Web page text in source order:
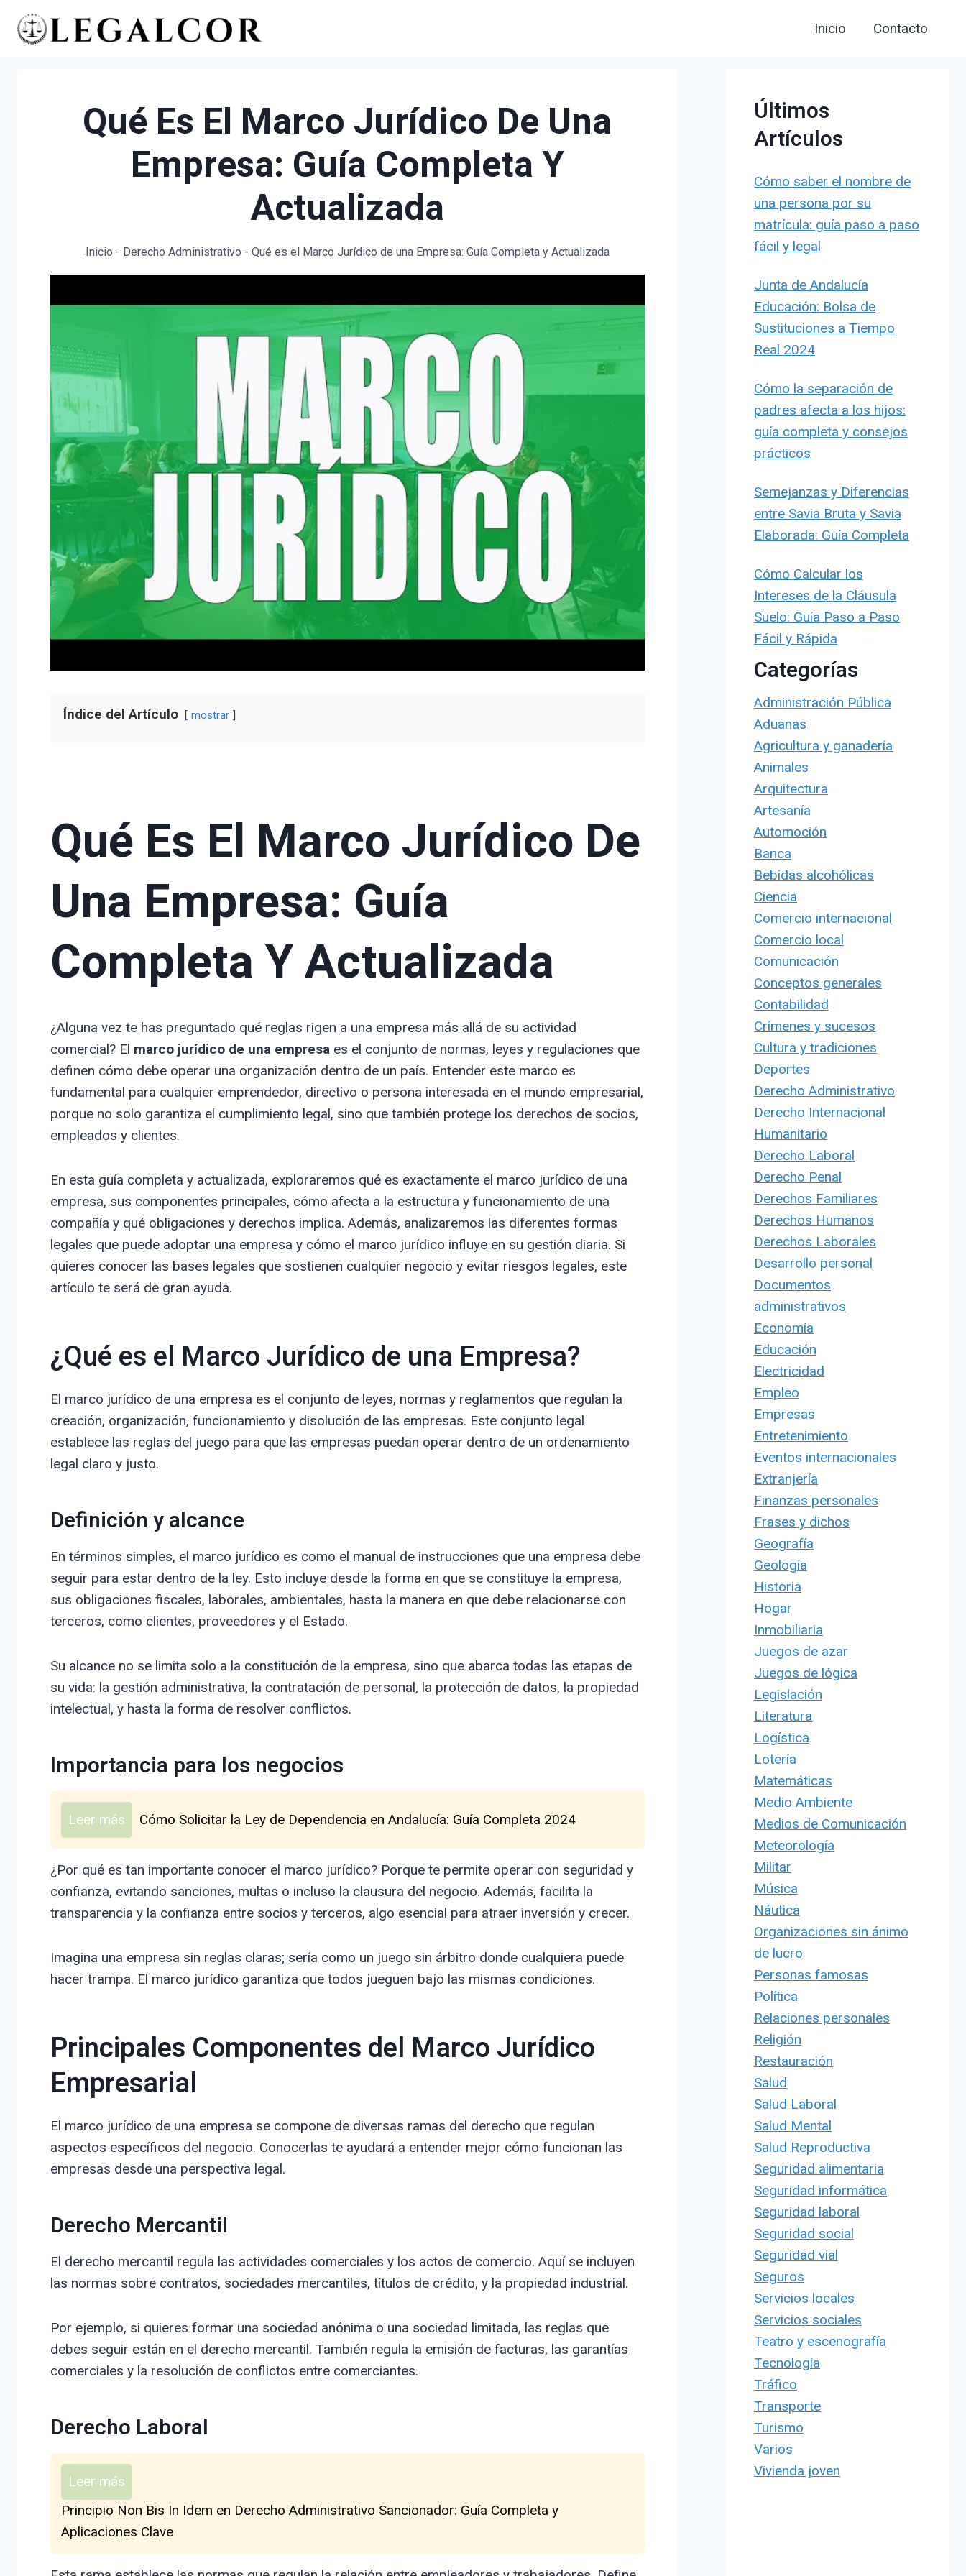
Saltar
Inicio Contacto
Qué Es El Marco Jurídico De Una
Empresa: Guía Completa Y
Actualizada
Inicio - Derecho Administrativo - Qué es el Marco Jurídico de una Empresa: Guía Completa y Actualizada
Índice del Artículo mostrar
Qué Es El Marco Jurídico De
Una Empresa: Guía
Completa Y Actualizada
¿Alguna vez te has preguntado qué reglas rigen a una empresa más allá de su actividad
comercial? El marco jurídico de una empresaes el conjunto de normas, leyes y regulaciones que
definen cómo debe operar una organización dentro de un país. Entender este marco es
fundamental para cualquier emprendedor, directivo o persona interesada en el mundo empresarial,
porque no solo garantiza el cumplimiento legal, sino que también protege los derechos de socios,
empleados y clientes.
En esta guía completa y actualizada, exploraremos qué es exactamente el marco jurídico de una
empresa, sus componentes principales, cómo afecta a la estructura y funcionamiento de una
compañía y qué obligaciones y derechos implica. Además, analizaremos las diferentes formas
legales que puede adoptar una empresa y cómo el marco jurídico influye en su gestión diaria. Si
quieres conocer las bases legales que sostienen cualquier negocio y evitar riesgos legales, este
artículo te será de gran ayuda.
¿Qué es el Marco Jurídico de una Empresa?
El marco jurídico de una empresa es el conjunto de leyes, normas y reglamentos que regulan la
creación, organización, funcionamiento y disolución de las empresas. Este conjunto legal
establece las reglas del juego para que las empresas puedan operar dentro de un ordenamiento
legal claro y justo.
Definición y alcance
En términos simples, el marco jurídico es como el manual de instrucciones que una empresa debe
seguir para estar dentro de la ley. Esto incluye desde la forma en que se constituye la empresa,
sus obligaciones fiscales, laborales, ambientales, hasta la manera en que debe relacionarse con
terceros, como clientes, proveedores y el Estado.
Su alcance no se limita solo a la constitución de la empresa, sino que abarca todas las etapas de
su vida: la gestión administrativa, la contratación de personal, la protección de datos, la propiedad
intelectual, y hasta la forma de resolver conflictos.
Importancia para los negocios
Leer más Cómo Solicitar la Ley de Dependencia en Andalucía: Guía Completa 2024
¿Por qué es tan importante conocer el marco jurídico? Porque te permite operar con seguridad y
confianza, evitando sanciones, multas o incluso la clausura del negocio. Además, facilita la
transparencia y la confianza entre socios y terceros, algo esencial para atraer inversión y crecer.
Imagina una empresa sin reglas claras; sería como un juego sin árbitro donde cualquiera puede
hacer trampa. El marco jurídico garantiza que todos jueguen bajo las mismas condiciones.
Principales Componentes del Marco Jurídico
Empresarial
El marco jurídico de una empresa se compone de diversas ramas del derecho que regulan
aspectos específicos del negocio. Conocerlas te ayudará a entender mejor cómo funcionan las
empresas desde una perspectiva legal.
Derecho Mercantil
El derecho mercantil regula las actividades comerciales y los actos de comercio. Aquí se incluyen
las normas sobre contratos, sociedades mercantiles, títulos de crédito, y la propiedad industrial.
Por ejemplo, si quieres formar una sociedad anónima o una sociedad limitada, las reglas que
debes seguir están en el derecho mercantil. También regula la emisión de facturas, las garantías
comerciales y la resolución de conflictos entre comerciantes.
Derecho Laboral
Leer más
Principio Non Bis In Idem en Derecho Administrativo Sancionador: Guía Completa y
Aplicaciones Clave
Últimos
Artículos
Cómo saber el nombre de
una persona por su
matrícula: guía paso a paso
fácil y legal
Junta de Andalucía
Educación: Bolsa de
Sustituciones a Tiempo
Real 2024
Cómo la separación de
padres afecta a los hijos:
guía completa y consejos
prácticos
Semejanzas y Diferencias
entre Savia Bruta y Savia
Elaborada: Guía Completa
Cómo Calcular los
Intereses de la Cláusula
Suelo: Guía Paso a Paso
Fácil y Rápida
Categorías
Administración Pública
Aduanas
Agricultura y ganadería
Animales
Arquitectura
Artesanía
Automoción
Banca
Bebidas alcohólicas
Ciencia
Comercio internacional
Comercio local
Comunicación
Conceptos generales
Contabilidad
Crímenes y sucesos
Cultura y tradiciones
Deportes
Derecho Administrativo
Derecho Internacional
Humanitario
Derecho Laboral
Derecho Penal
Derechos Familiares
Derechos Humanos
Derechos Laborales
Desarrollo personal
Documentos
administrativos
Economía
Educación
Electricidad
Empleo
Empresas
Entretenimiento
Eventos internacionales
Extranjería
Finanzas personales
Frases y dichos
Geografía
Geología
Historia
Hogar
Inmobiliaria
Juegos de azar
Juegos de lógica
Legislación
Literatura
Logística
Lotería
Matemáticas
Medio Ambiente
Medios de Comunicación
Meteorología
Militar
Música
Náutica
Organizaciones sin ánimo
de lucro
Personas famosas
Política
Relaciones personales
Religión
Restauración
Salud
Salud Laboral
Salud Mental
Salud Reproductiva
Seguridad alimentaria
Seguridad informática
Seguridad laboral
Seguridad social
Seguridad vial
Seguros
Servicios locales
Servicios sociales
Teatro y escenografía
Tecnología
Tráfico
Transporte
Turismo
Varios
Vivienda joven